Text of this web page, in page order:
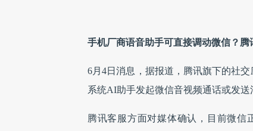
手机厂商语音助手可直接调动微信？腾
6月4日消息，据报道，腾讯旗下的社
系统AI助手发起微信音视频通话或发送
腾讯客服方面对媒体确认，目前微信